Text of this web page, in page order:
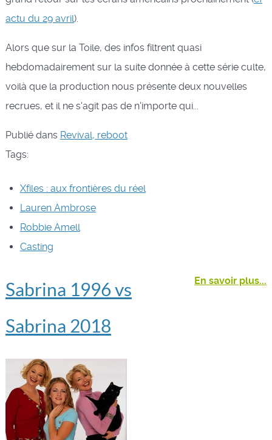
actu du 29 avril).
Alors que sur la Toile, des infos filtrent quasi
hebdomadairement sur la suite donnée à cette série culte,
voilà que la production nous présente deux nouvelles
recrues, et il ne s'agit pas de n'importe qui...
Publié dans Revival, reboot
Tags:
Xfiles : aux frontières du réel
Lauren Ambrose
Robbie Amell
Casting
En savoir plus...
Sabrina 1996 vs
Sabrina 2018